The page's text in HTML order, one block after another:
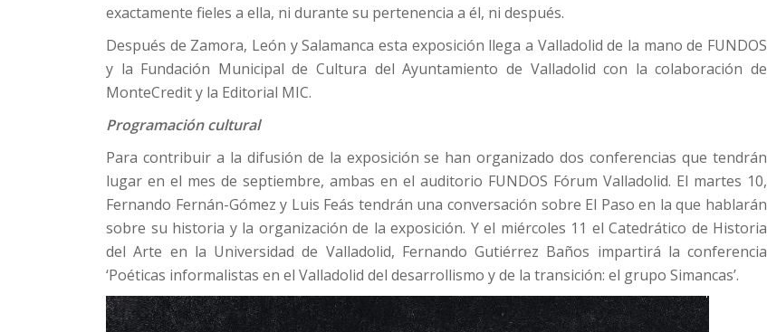
exactamente fieles a ella, ni durante su pertenencia a él, ni después.
Después de Zamora, León y Salamanca esta exposición llega a Valladolid de la mano de FUNDOS
y la Fundación Municipal de Cultura del Ayuntamiento de Valladolid con la colaboración de
MonteCredit y la Editorial MIC.
Programación cultural
Para contribuir a la difusión de la exposición se han organizado dos conferencias que tendrán
lugar en el mes de septiembre, ambas en el auditorio FUNDOS Fórum Valladolid. El martes 10,
Fernando Fernán-Gómez y Luis Feás tendrán una conversación sobre El Paso en la que hablarán
sobre su historia y la organización de la exposición. Y el miércoles 11 el Catedrático de Historia
del Arte en la Universidad de Valladolid, Fernando Gutiérrez Baños impartirá la conferencia
‘Poéticas informalistas en el Valladolid del desarrollismo y de la transición: el grupo Simancas’.